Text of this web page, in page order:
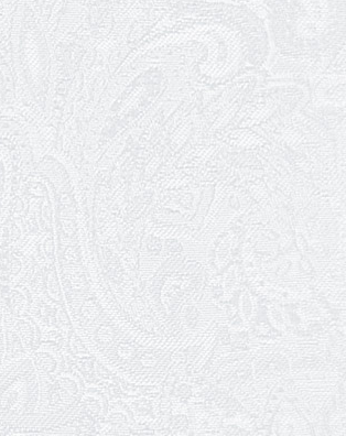
у виставі «Два
долі» Катерину Мись!
2026 року!
Ауріки Ахметової
вистави «Божевільна
на прем'єру вистави
родина»